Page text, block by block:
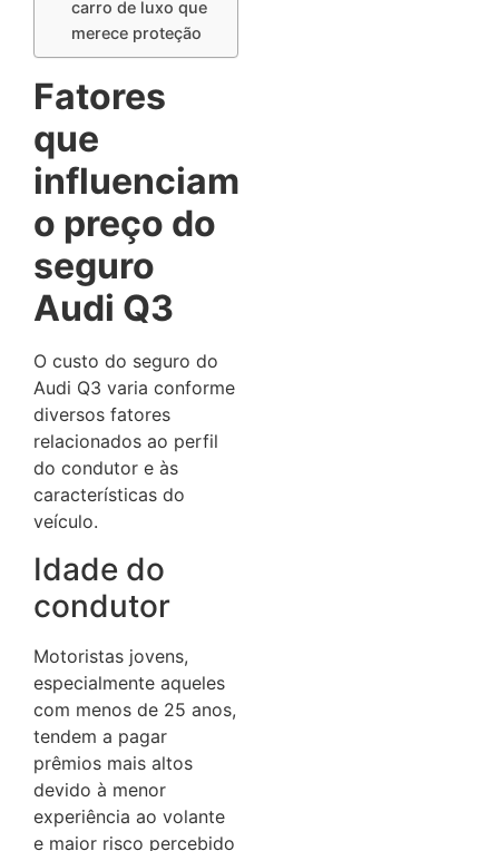
carro de luxo que
merece proteção
Fatores
que
influenciam
o preço do
seguro
Audi Q3
O custo do seguro do
Audi Q3 varia conforme
diversos fatores
relacionados ao perfil
do condutor e às
características do
veículo.
Idade do
condutor
Motoristas jovens,
especialmente aqueles
com menos de 25 anos,
tendem a pagar
prêmios mais altos
devido à menor
experiência ao volante
e maior risco percebido